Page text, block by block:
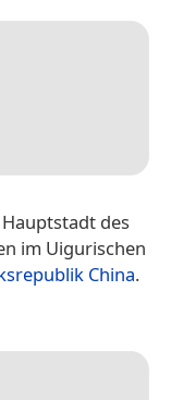
des
im Uigurischen
China.